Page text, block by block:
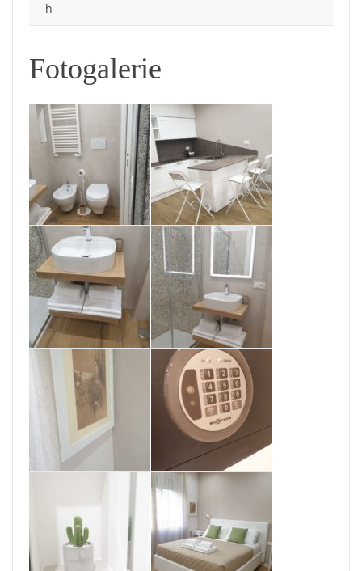
h
Fotogalerie